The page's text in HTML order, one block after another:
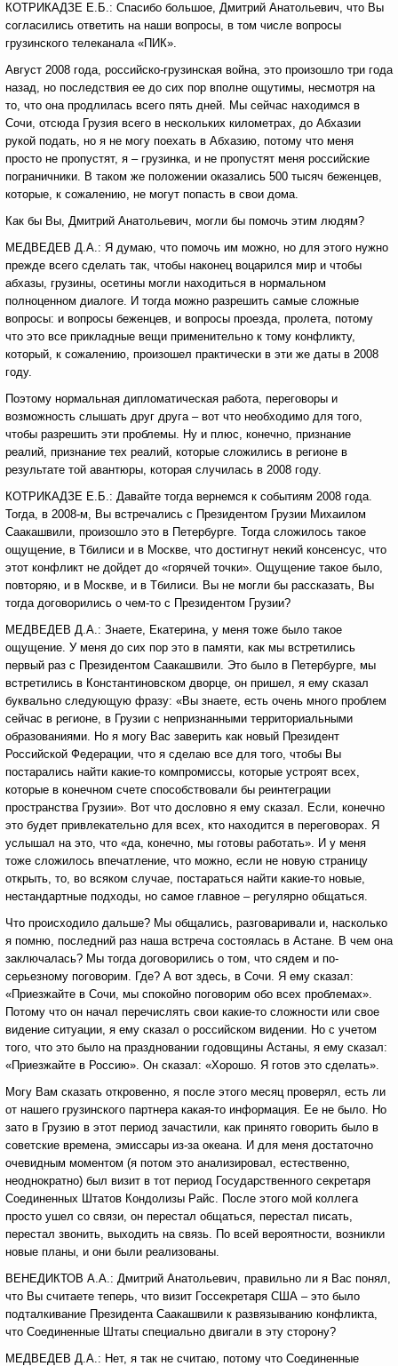
КОТРИКАДЗЕ Е.Б.: Спасибо большое, Дмитрий Анатольевич, что Вы
согласились ответить на наши вопросы, в том числе вопросы
грузинского телеканала «ПИК».
Август 2008 года, российско-грузинская война, это произошло три года
назад, но последствия ее до сих пор вполне ощутимы, несмотря на
то, что она продлилась всего пять дней. Мы сейчас находимся в
Сочи, отсюда Грузия всего в нескольких километрах, до Абхазии
рукой подать, но я не могу поехать в Абхазию, потому что меня
просто не пропустят, я – грузинка, и не пропустят меня российские
пограничники. В таком же положении оказались 500 тысяч беженцев,
которые, к сожалению, не могут попасть в свои дома.
Как бы Вы, Дмитрий Анатольевич, могли бы помочь этим людям?
МЕДВЕДЕВ Д.А.: Я думаю, что помочь им можно, но для этого нужно
прежде всего сделать так, чтобы наконец воцарился мир и чтобы
абхазы, грузины, осетины могли находиться в нормальном
полноценном диалоге. И тогда можно разрешить самые сложные
вопросы: и вопросы беженцев, и вопросы проезда, пролета, потому
что это все прикладные вещи применительно к тому конфликту,
который, к сожалению, произошел практически в эти же даты в 2008
году.
Поэтому нормальная дипломатическая работа, переговоры и
возможность слышать друг друга – вот что необходимо для того,
чтобы разрешить эти проблемы. Ну и плюс, конечно, признание
реалий, признание тех реалий, которые сложились в регионе в
результате той авантюры, которая случилась в 2008 году.
КОТРИКАДЗЕ Е.Б.: Давайте тогда вернемся к событиям 2008 года.
Тогда, в 2008-м, Вы встречались с Президентом Грузии Михаилом
Саакашвили, произошло это в Петербурге. Тогда сложилось такое
ощущение, в Тбилиси и в Москве, что достигнут некий консенсус, что
этот конфликт не дойдет до «горячей точки». Ощущение такое было,
повторяю, и в Москве, и в Тбилиси. Вы не могли бы рассказать, Вы
тогда договорились о чем-то с Президентом Грузии?
МЕДВЕДЕВ Д.А.: Знаете, Екатерина, у меня тоже было такое
ощущение. У меня до сих пор это в памяти, как мы встретились
первый раз с Президентом Саакашвили. Это было в Петербурге, мы
встретились в Константиновском дворце, он пришел, я ему сказал
буквально следующую фразу: «Вы знаете, есть очень много проблем
сейчас в регионе, в Грузии с непризнанными территориальными
образованиями. Но я могу Вас заверить как новый Президент
Российской Федерации, что я сделаю все для того, чтобы Вы
постарались найти какие-то компромиссы, которые устроят всех,
которые в конечном счете способствовали бы реинтеграции
пространства Грузии». Вот что дословно я ему сказал. Если, конечно
это будет привлекательно для всех, кто находится в переговорах. Я
услышал на это, что «да, конечно, мы готовы работать». И у меня
тоже сложилось впечатление, что можно, если не новую страницу
открыть, то, во всяком случае, постараться найти какие-то новые,
нестандартные подходы, но самое главное – регулярно общаться.
Что происходило дальше? Мы общались, разговаривали и, насколько
я помню, последний раз наша встреча состоялась в Астане. В чем она
заключалась? Мы тогда договорились о том, что сядем и по-
серьезному поговорим. Где? А вот здесь, в Сочи. Я ему сказал:
«Приезжайте в Сочи, мы спокойно поговорим обо всех проблемах».
Потому что он начал перечислять свои какие-то сложности или свое
видение ситуации, я ему сказал о российском видении. Но с учетом
того, что это было на праздновании годовщины Астаны, я ему сказал:
«Приезжайте в Россию». Он сказал: «Хорошо. Я готов это сделать».
Могу Вам сказать откровенно, я после этого месяц проверял, есть ли
от нашего грузинского партнера какая-то информация. Ее не было. Но
зато в Грузию в этот период зачастили, как принято говорить было в
советские времена, эмиссары из-за океана. И для меня достаточно
очевидным моментом (я потом это анализировал, естественно,
неоднократно) был визит в тот период Государственного секретаря
Соединенных Штатов Кондолизы Райс. После этого мой коллега
просто ушел со связи, он перестал общаться, перестал писать,
перестал звонить, выходить на связь. По всей вероятности, возникли
новые планы, и они были реализованы.
ВЕНЕДИКТОВ А.А.: Дмитрий Анатольевич, правильно ли я Вас понял,
что Вы считаете теперь, что визит Госсекретаря США – это было
подталкивание Президента Саакашвили к развязыванию конфликта,
что Соединенные Штаты специально двигали в эту сторону?
МЕДВЕДЕВ Д.А.: Нет, я так не считаю, потому что Соединенные